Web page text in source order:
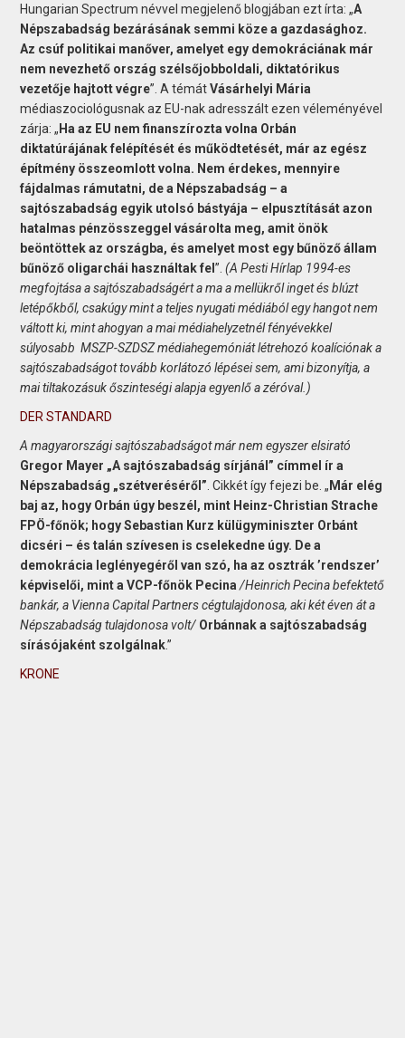
Hungarian Spectrum névvel megjelenő blogjában ezt írta: „A
Népszabadság bezárásának semmi köze a gazdasághoz.
Az csúf politikai manőver, amelyet egy demokráciának már
nem nevezhető ország szélsőjobboldali, diktatórikus
vezetője hajtott végre”. A témátVásárhelyi Mária
médiaszociológusnak az EU-nak adresszált ezen véleményével
zárja: „ Ha az EU nem finanszírozta volna Orbán
diktatúrájának felépítését és működtetését, már az egész
építmény összeomlott volna. Nem érdekes, mennyire
fájdalmas rámutatni, de a Népszabadság – a
sajtószabadság egyik utolsó bástyája – elpusztítását azon
hatalmas pénzösszeggel vásárolta meg, amit önök
beöntöttek az országba, és amelyet most egy bűnöző állam
bűnöző oligarchái használtak fel”.(A Pesti Hírlap 1994-es
megfojtása a sajtószabadságért a ma a mellükről inget és blúzt
letépőkből, csakúgy mint a teljes nyugati médiából egy hangot nem
váltott ki, mint ahogyan a mai médiahelyzetnél fényévekkel
súlyosabb MSZP-SZDSZ médiahegemóniát létrehozó koalíciónak a
sajtószabadságot tovább korlátozó lépései sem, ami bizonyítja, a
mai tiltakozásuk őszinteségi alapja egyenlő a zéróval.)
DER STANDARD
A magyarországi sajtószabadságot már nem egyszer elsirató
Gregor Mayer „A sajtószabadság sírjánál” címmel ír a
Népszabadság „szétveréséről” . Cikkét így fejezi be. „ Már elég
baj az, hogy Orbán úgy beszél, mint Heinz-Christian Strache
FPÖ-főnök; hogy Sebastian Kurz külügyminiszter Orbánt
dicséri – és talán szívesen is cselekedne úgy. De a
demokrácia leglényegéről van szó, ha az osztrák ’rendszer’
képviselői, mint a VCP-főnök Pecina /Heinrich Pecina befektető
bankár, a Vienna Capital Partners cégtulajdonosa, aki két éven át a
Népszabadság tulajdonosa volt/ Orbánnak a sajtószabadság
sírásójaként szolgálnak.”
KRONE